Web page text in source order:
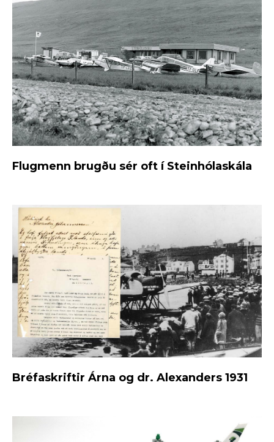
Flugmenn brugðu sér oft í Steinhólaskála
Bréfaskriftir Árna og dr. Alexanders 1931